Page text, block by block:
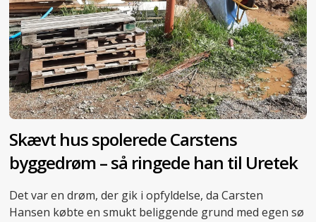
Skævt hus spolerede Carstens
byggedrøm – så ringede han til Uretek
Det var en drøm, der gik i opfyldelse, da Carsten
Hansen købte en smukt beliggende grund med egen sø